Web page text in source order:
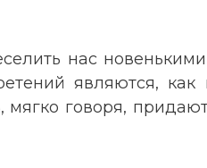
нас
являются,
говоря,